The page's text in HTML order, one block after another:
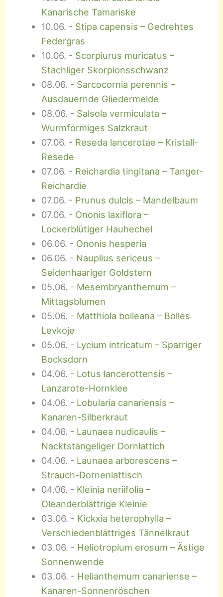
Kanarische Tamariske
10.06. - Stipa capensis – Gedrehtes
Federgras
10.06. - Scorpiurus muricatus –
Stachliger Skorpionsschwanz
08.06. - Sarcocornia perennis –
Ausdauernde Gliedermelde
08.06. - Salsola vermiculata –
Wurmförmiges Salzkraut
07.06. - Reseda lancerotae – Kristall-
Resede
07.06. - Reichardia tingitana – Tanger-
Reichardie
07.06. - Prunus dulcis – Mandelbaum
07.06. - Ononis laxiflora –
Lockerblütiger Hauhechel
06.06. - Ononis hesperia
06.06. - Nauplius sericeus –
Seidenhaariger Goldstern
05.06. - Mesembryanthemum –
Mittagsblumen
05.06. - Matthiola bolleana – Bolles
Levkoje
05.06. - Lycium intricatum – Sparriger
Bocksdorn
04.06. - Lotus lancerottensis –
Lanzarote-Hornklee
04.06. - Lobularia canariensis –
Kanaren-Silberkraut
04.06. - Launaea nudicaulis –
Nacktstängeliger Dornlattich
04.06. - Launaea arborescens –
Strauch-Dornenlattisch
04.06. - Kleinia neriifolia –
Oleanderblättrige Kleinie
03.06. - Kickxia heterophylla –
Verschiedenblättriges Tännelkraut
03.06. - Heliotropium erosum – Ästige
Sonnenwende
03.06. - Helianthemum canariense –
Kanaren-Sonnenröschen